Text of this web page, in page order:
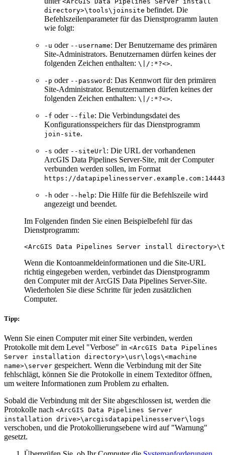
directory>\tools\joinsite befindet. Die
Befehlszeilenparameter für das Dienstprogramm lauten
wie folgt:
-u oder --username: Der Benutzername des primären
Site-Administrators. Benutzernamen dürfen keines der
folgenden Zeichen enthalten: \|/:*?<>.
-p oder --password : Das Kennwort für den primären
Site-Administrator. Benutzernamen dürfen keines der
folgenden Zeichen enthalten: \|/:*?<>.
-f oder --file: Die Verbindungsdatei des
Konfigurationsspeichers für das Dienstprogramm
join-site.
-s oder --siteUrl: Die URL der vorhandenen
ArcGIS Data Pipelines Server-Site, mit der Computer
verbunden werden sollen, im Format
https://
-h oder --help: Die Hilfe für die Befehlszeile wird
angezeigt und beendet.
Im Folgenden finden Sie einen Beispielbefehl für das
Dienstprogramm:
Wenn die Kontoanmeldeinformationen und die Site-URL
richtig eingegeben werden, verbindet das Dienstprogramm
den Computer mit der ArcGIS Data Pipelines Server-Site.
Wiederholen Sie diese Schritte für jeden zusätzlichen
Computer.
Tipp:
Wenn Sie einen Computer mit einer Site verbinden, werden
Protokolle mit dem Level "Verbose" in <ArcGIS Data Pipelines
Server installation directory>\usr\logs\<machine
name>\server gespeichert. Wenn die Verbindung mit der Site
fehlschlägt, können Sie die Protokolle in einem Texteditor öffnen,
um weitere Informationen zum Problem zu erhalten.
Sobald die Verbindung mit der Site abgeschlossen ist, werden die
Protokolle nach <ArcGIS Data Pipelines Server
installation drive>\arcgisdatapipelinesserver\logs
verschoben, und die Protokollierungsebene wird auf "Warnung"
gesetzt.